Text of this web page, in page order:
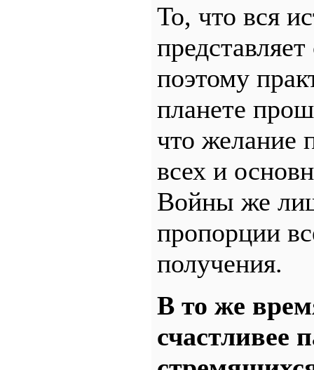
То, что вся
поэтому
планете
что желание
всех и
Войны же
пропорции
получения.
В то же
счастливее